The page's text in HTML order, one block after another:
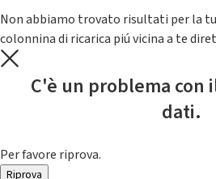
Non abbiamo trovato risultati per la
colonnina di ricarica piú vicina a te
C'è un problema con
dati.
Per favore riprova.
Riprova